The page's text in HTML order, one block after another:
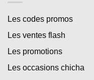
Les codes promos
Les ventes flash
Les promotions
Les occasions chicha